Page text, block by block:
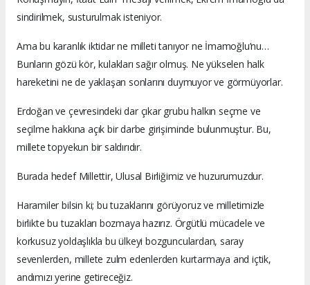
sindirilmek, susturulmak isteniyor.
Ama bu karanlık iktidar ne milleti tanıyor ne İmamoğlu’nu…
Bunların gözü kör, kulakları sağır olmuş. Ne yükselen halk
hareketini ne de yaklaşan sonlarını duymuyor ve görmüyorlar.
Erdoğan ve çevresindeki dar çıkar grubu halkın seçme ve
seçilme hakkına açık bir darbe girişiminde bulunmuştur. Bu,
millete topyekun bir saldırıdır.
Burada hedef Millettir, Ulusal Birliğimiz ve huzurumuzdur.
Haramiler bilsin ki; bu tuzaklarını görüyoruz ve milletimizle
birlikte bu tuzakları bozmaya hazırız. Örgütlü mücadele ve
korkusuz yoldaşlıkla bu ülkeyi bozgunculardan, saray
sevenlerden, millete zulm edenlerden kurtarmaya and içtik,
andımızı yerine getireceğiz.